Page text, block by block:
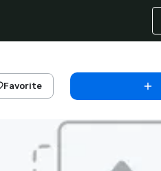
Favorite